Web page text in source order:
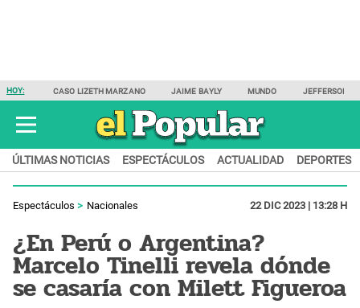
HOY: CASO LIZETH MARZANO JAIME BAYLY MUNDO JEFFERSON
ÚLTIMAS NOTICIAS ESPECTÁCULOS ACTUALIDAD DEPORTES
Espectáculos Nacionales 22 DIC 2023 | 13:28 H
¿En Perú o Argentina?
Marcelo Tinelli revela dónde
se casaría con Milett Figueroa